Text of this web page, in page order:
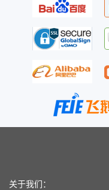
关于我们：